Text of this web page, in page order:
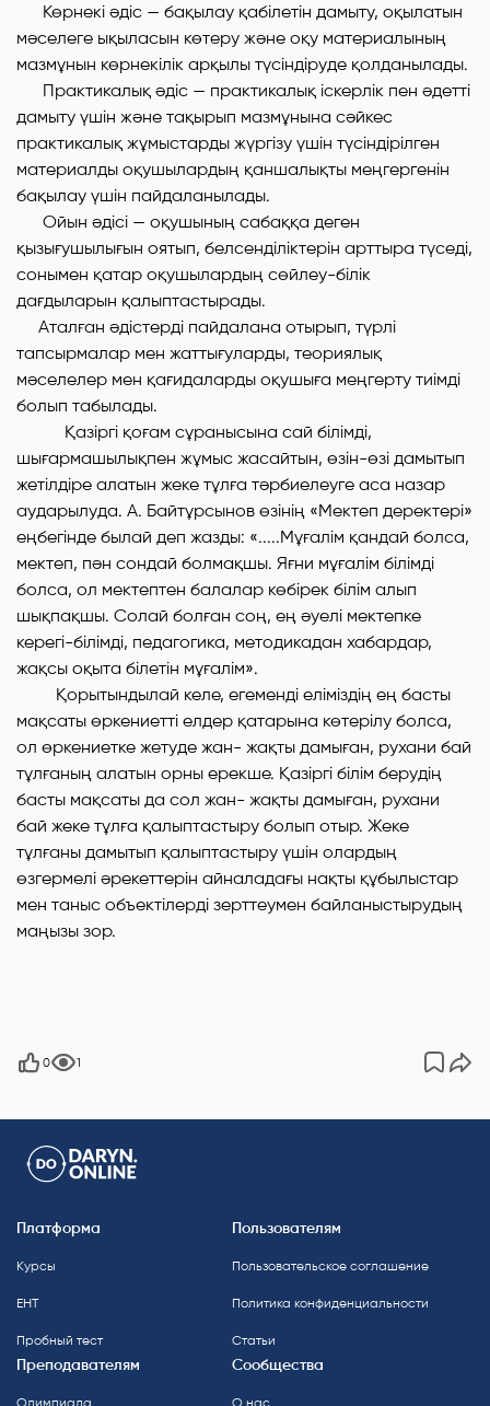
Көрнекі əдіс — бақылау қабілетін дамыту, оқылатын
мəселеге ықыласын көтеру жəне оқу материалының
мазмұнын көрнекілік арқылы түсіндіруде қолданылады.
Практикалық əдіс — практикалық іскерлік пен əдетті
дамыту үшін жəне тақырып мазмұнына сəйкес
практикалық жұмыстарды жүргізу үшін түсіндірілген
материалды оқушылардың қаншалықты меңгергенін
бақылау үшін пайдаланылады.
Ойын əдісі — оқушының сабаққа деген
қызығушылығын оятып, белсенділіктерін арттыра түседі,
сонымен қатар оқушылардың сөйлеу-білік
дағдыларын қалыптастырады.
Аталған əдістерді пайдалана отырып, түрлі
тапсырмалар мен жаттығуларды, теориялық
мəселелер мен қағидаларды оқушыға меңгерту тиімді
болып табылады.
Қазіргі қоғам сұранысына сай білімді,
шығармашылықпен жұмыс жасайтын, өзін-өзі дамытып
жетілдіре алатын жеке тұлға тәрбиелеуге аса назар
аударылуда. А. Байтұрсынов өзінің «Мектеп деректері»
еңбегінде былай деп жазды: «.....Мұғалім қандай болса,
мектеп, пән сондай болмақшы. Яғни мұғалім білімді
болса, ол мектептен балалар көбірек білім алып
шықпақшы. Солай болған соң, ең әуелі мектепке
керегі-білімді, педагогика, методикадан хабардар,
жақсы оқыта білетін мұғалім».
Қорытындылай келе, егеменді еліміздің ең басты
мақсаты өркениетті елдер қатарына көтерілу болса,
ол өркениетке жетуде жан- жақты дамыған, рухани бай
тұлғаның алатын орны ерекше. Қазіргі білім берудің
басты мақсаты да сол жан- жақты дамыған, рухани
бай жеке тұлға қалыптастыру болып отыр. Жеке
тұлғаны дамытып қалыптастыру үшін олардың
өзгермелі әрекеттерін айналадағы нақты құбылыстар
мен таныс объектілерді зерттеумен байланыстырудың
маңызы зор.
0 1
Платформа
Курсы
ЕНТ
Пробный тест
Пользователям
Пользовательское соглашение
Политика конфиденциальности
Статьи
Преподавателям
Олимпиада
Сообщества
О нас